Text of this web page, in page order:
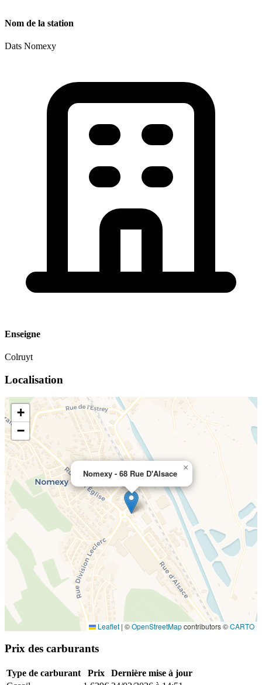
Nom de la station
Dats Nomexy
Enseigne
Colruyt
Localisation
Nomexy - 68 Rue D'Alsace
×
+
−
Leaflet | ©OpenStreetMapcontributors ©CARTO
Prix des carburants
Type de carburant Prix
Dernière mise à jour